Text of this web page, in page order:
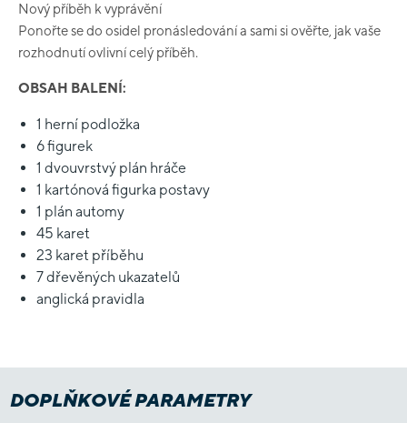
Nový příběh k vyprávění
Ponořte se do osidel pronásledování a sami si ověřte, jak vaše
rozhodnutí ovlivní celý příběh.
OBSAH BALENÍ:
1 herní podložka
6 figurek
1 dvouvrstvý plán hráče
1 kartónová figurka postavy
1 plán automy
45 karet
23 karet příběhu
7 dřevěných ukazatelů
anglická pravidla
DOPLŇKOVÉ PARAMETRY